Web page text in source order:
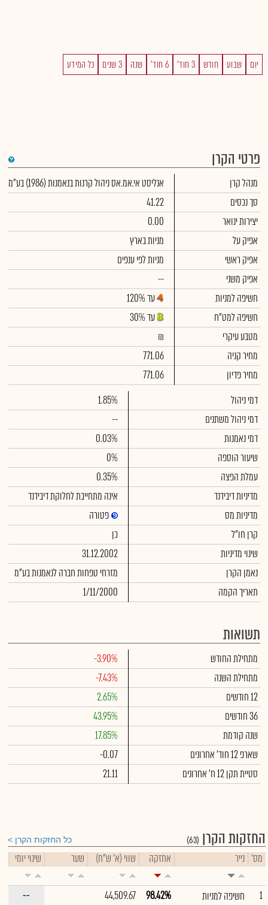
יום שבוע חודש 3 חוד' 6 חוד' שנה 3 שנים כל המידע
פרטי הקרן
מנהל קרן
אנליסט אי.אמ.אס ניהול קרנות בנאמנות (1986) בע"מ
סך נכסים
41.22
יצירות ינואר
0.00
אפיק על
מניות בארץ
אפיק ראשי
מניות לפי ענפים
אפיק משני
--
חשיפה למניות
עד 120%
חשיפה למט"ח
עד 30%
מטבע עיקרי
₪
מחיר קניה
771.06
מחיר פדיון
771.06
דמי ניהול
1.85%
דמי ניהול משתנים
--
דמי נאמנות
0.03%
שיעור הוספה
0%
עמלת הפצה
0.35%
מדיניות דיבידנד
אינה מתחייבת לחלוקת דיבידנד
מדיניות מס
פטורה
קרן חו"ל
כן
שינוי מדיניות
31.12.2002
נאמן הקרן
מזרחי טפחות חברה לנאמנות בע"מ
תאריך הקמה
1/11/2000
תשואות
מתחילת החודש
-3.90%
מתחילת השנה
-7.43%
12 חודשים
2.65%
36 חודשים
43.95%
שנה קודמת
17.85%
שארפ 12 חוד' אחרונים
-0.07
סטיית תקן 12 ח' אחרונים
21.11
החזקות הקרן (63) כל החזקות הקרן
מס' נייר אחזקה שווי (א' ש"ח) שער שינוי יומי
1 חשיפה למניות 98.42%
44,509.67
--